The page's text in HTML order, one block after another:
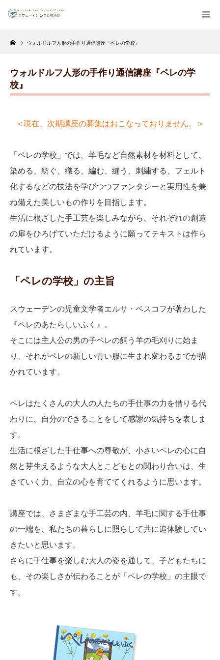
Home ウォルドルフ人形の手作り通信講座『ペレの学校』
ウォルドルフ人形の手作り通信講座『ペレの学
校』
＜現在、次期講座の募集はおこなっておりません。＞
「ペレの学校」では、羊毛など自然素材を材料として、
染める、紡ぐ、織る、編む、縫う、刺繍する、フェルト
化するなどの技法を学びつつファンタジーと実用性を兼
ね備えた美しいもの作りを目指します。
生活に根ざした手工芸を楽しみながら、それぞれの創造
の扉をひろげていただけるように願ってテキストは作ら
れています。
「ペレの学校」の主旨
スウェーデンの児童文学者エルサ・ベスコフが著わした
『ペレのあたらしいふく』。
そこには主人公の男の子ペレの飼う羊の毛刈りに始ま
り、それがペレの新しい青い服に生まれ変わるまでが描
かれています。
ペレはたくさんの大人の人たちの手仕事の力を借りる代
わりに、自分のできることをして感謝の気持ちを表しま
す。
生活に根ざした手仕事への尊敬が、小さいペレの心に自
然と芽生えるような大人とこどもとの関わり合いは、生
きていく力、自立の心を育ててくれるように思います。
講座では、さまざまな手工芸の内、羊毛に関する手仕事
の一端を、私たちの暮らしに照らして共に追体験してい
きたいと思います。
さらに手仕事を楽しむ大人の姿を通して、子どもたちに
も、その楽しさが伝わることが「ペレの学校」の主眼で
す。